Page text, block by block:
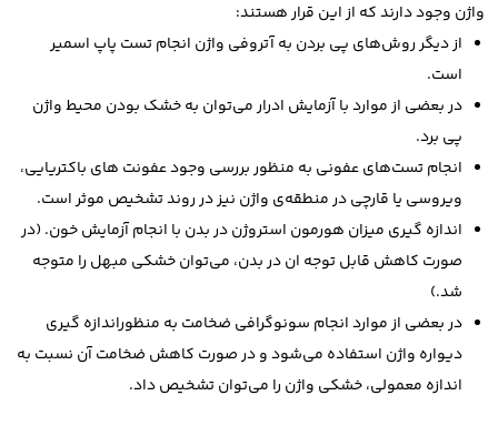
واژن وجود دارند که از این قرار هستند:
از دیگر روش‌های پی بردن به آتروفی واژن انجام تست پاپ اسمیر
است.
در بعضی از موارد با آزمایش ادرار می‌توان به خشک بودن محیط واژن
پی برد.
انجام تست‌های عفونی به منظور بررسی وجود عفونت های باکتریایی،
ویروسی یا قارچی در منطقه‌ی واژن نیز در روند تشخیص موثر است.
اندازه گیری میزان هورمون استروژن در بدن با انجام آزمایش خون. (در
صورت کاهش قابل توجه ان در بدن، می‌توان خشکی مبهل را متوجه
شد.)
در بعضی از موارد انجام سونوگرافی ضخامت به منظوراندازه گیری
دیواره واژن استفاده می‌شود و در صورت کاهش ضخامت آن نسبت به
اندازه معمولی، خشکی واژن را می‌توان تشخیص داد.